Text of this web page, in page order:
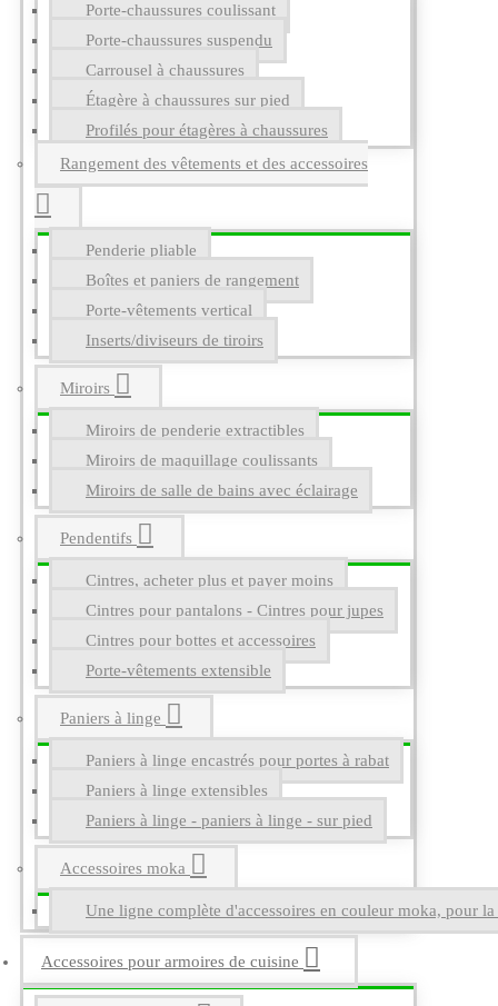
Porte-chaussures coulissant
Porte-chaussures suspendu
Carrousel à chaussures
Étagère à chaussures sur pied
Profilés pour étagères à chaussures
Rangement des vêtements et des accessoires
Penderie pliable
Boîtes et paniers de rangement
Porte-vêtements vertical
Inserts/diviseurs de tiroirs
Miroirs
Miroirs de penderie extractibles
Miroirs de maquillage coulissants
Miroirs de salle de bains avec éclairage
Pendentifs
Cintres, acheter plus et payer moins
Cintres pour pantalons - Cintres pour jupes
Cintres pour bottes et accessoires
Porte-vêtements extensible
Paniers à linge
Paniers à linge encastrés pour portes à rabat
Paniers à linge extensibles
Paniers à linge - paniers à linge - sur pied
Accessoires moka
Une ligne complète d'accessoires en couleur moka, pour
Accessoires pour armoires de cuisine